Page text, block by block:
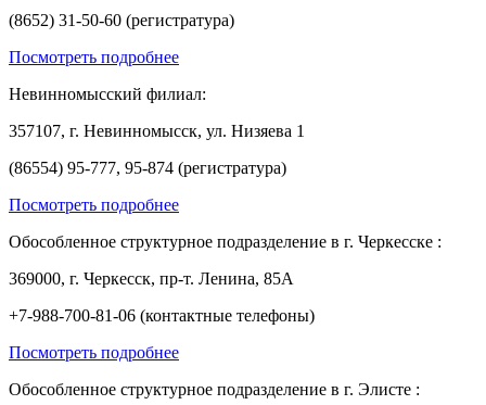
(8652) 31-50-60 (регистратура)
Посмотреть подробнее
Невинномысский филиал:
357107, г. Невинномысск, ул. Низяева 1
(86554) 95-777, 95-874 (регистратура)
Посмотреть подробнее
Обособленное структурное подразделение в г. Черкесске :
369000, г. Черкесск, пр-т. Ленина, 85А
+7-988-700-81-06 (контактные телефоны)
Посмотреть подробнее
Обособленное структурное подразделение в г. Элисте :